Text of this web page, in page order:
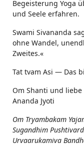
Begeisterung Yoga
und Seele erfahren.
Swami Sivananda
ohne Wandel,
Zweites.«
Tat tvam Asi ― Das
Om Shanti und liebe
Ananda Jyoti
Om Tryambakam
Sugandhim
Urvaarukamiva